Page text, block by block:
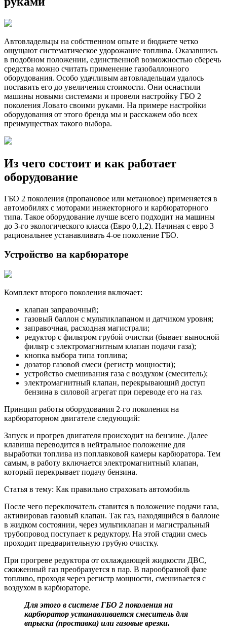
Автовладельцы на собственном опыте и бюджете четко
ощущают систематическое удорожание топлива. Оказавшись
в подобном положении, единственной возможностью сберечь
средства можно считать применение газобаллонного
оборудования. Особо удачливым автовладельцам удалось
поставить его до увеличения стоимости. Они оснастили
машины новыми системами и провели настройку ГБО 2
поколения Ловато своими руками. На примере настройки
оборудования от этого бренда мы и расскажем обо всех
преимуществах такого выбора.
Из чего состоит и как работает
оборудование
ГБО 2 поколения (пропановое или метановое) применяется в
автомобилях с моторами инжекторного и карбюраторного
типа. Такое оборудование лучше всего подходит на машины
до 3-го экологического класса (Евро 0,1,2). Начиная с евро 3
рациональнее устанавливать 4-ое поколение ГБО.
Устройство на карбюраторе
Комплект второго поколения включает:
клапан заправочный;
газовый баллон с мультиклапаном и датчиком уровня;
заправочная, расходная магистрали;
редуктор с фильтром грубой очистки (бывает выносной
фильтр с электромагнитным клапан подачи газа);
кнопка выбора типа топлива;
дозатор газовой смеси (регистр мощности);
устройство смешивания газа с воздухом (смеситель);
электромагнитный клапан, перекрывающий доступ
бензина в силовой агрегат при переводе его на газ.
Принцип работы оборудования 2-го поколения на
карбюраторном двигателе следующий:
Запуск и прогрев двигателя происходит на бензине. Далее
клавиша переводится в нейтральное положение для
выработки топлива из поплавковой камеры карбюратора. Тем
самым, в работу включается электромагнитный клапан,
который перекрывает подачу бензина.
Статья в тему: Как правильно страховать автомобиль
После чего переключатель ставится в положение подачи газа,
активировав газовый клапан. Так газ, находящийся в баллоне
в жидком состоянии, через мультиклапан и магистральный
трубопровод поступает к редуктору. На этой стадии смесь
проходит предварительную грубую очистку.
При прогреве редуктора от охлаждающей жидкости ДВС,
сжиженный газ преобразуется в пар. В парообразной фазе
топливо, проходя через регистр мощности, смешивается с
воздухом в карбюраторе.
Для этого в системе ГБО 2 поколения на
карбюратор устанавливается смеситель для
впрыска (проставка) или газовые врезки.